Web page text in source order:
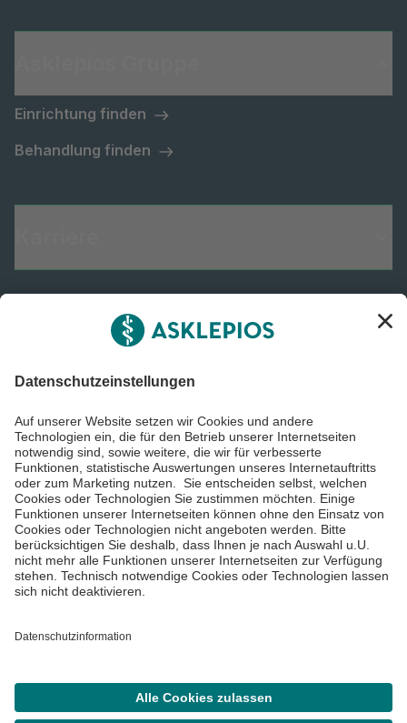
Einrichtung finden
Behandlung finden
Informiert bleiben
Impressum
Datenschutzinformationen
Barrierefreiheit